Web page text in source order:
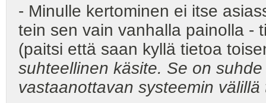
- Minulle kertominen ei itse
tein sen vain vanhalla painolla -
(paitsi että saan kyllä tietoa
suhteellinen käsite. Se on
vastaanottavan systeemin